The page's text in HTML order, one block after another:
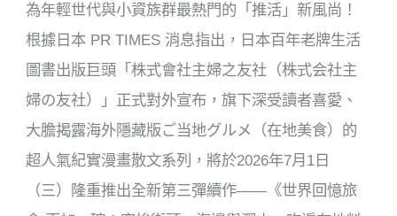
為年輕世代與小資族群最熱門的「推活」新風尚！
根據日本 PR TIMES 消息指出，日本百年老牌生活
圖書出版巨頭「株式會社主婦之友社（株式会社主
婦の友社）」正式對外宣布，旗下深受讀者喜愛、
大膽揭露海外隱藏版ご当地グルメ（在地美食）的
超人氣紀實漫畫散文系列，將於2026年7月1日
（三）隆重推出全新第三彈續作——《世界回憶旅